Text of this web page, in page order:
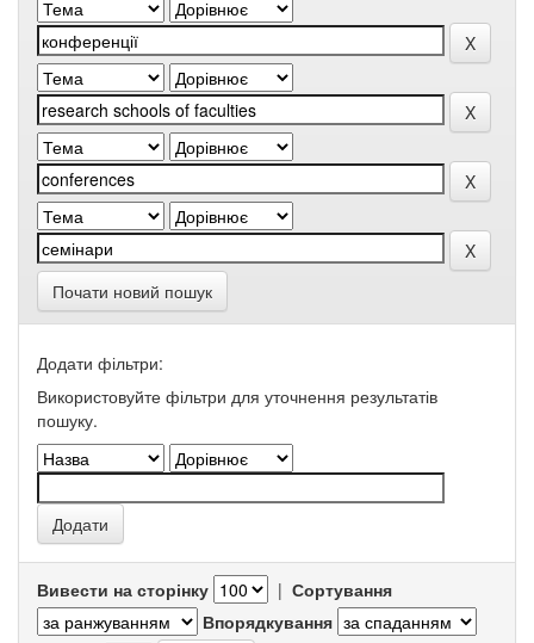
Почати новий пошук
Додати фільтри:
Використовуйте фільтри для уточнення результатів
пошуку.
Вивести на сторінку | Сортування
Впорядкування